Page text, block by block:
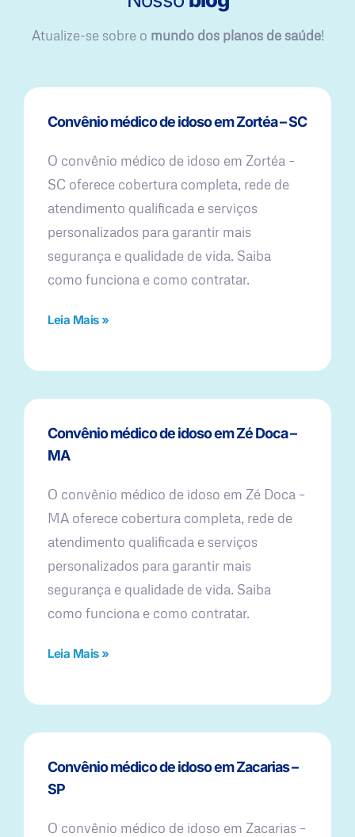
Atualize-se sobre o mundo dos planos de saúde!
Convênio médico de idoso em Zortéa – SC
O convênio médico de idoso em Zortéa –
SC oferece cobertura completa, rede de
atendimento qualificada e serviços
personalizados para garantir mais
segurança e qualidade de vida. Saiba
como funciona e como contratar.
Leia Mais »
Convênio médico de idoso em Zé Doca –
MA
O convênio médico de idoso em Zé Doca –
MA oferece cobertura completa, rede de
atendimento qualificada e serviços
personalizados para garantir mais
segurança e qualidade de vida. Saiba
como funciona e como contratar.
Leia Mais »
Convênio médico de idoso em Zacarias –
SP
O convênio médico de idoso em Zacarias –